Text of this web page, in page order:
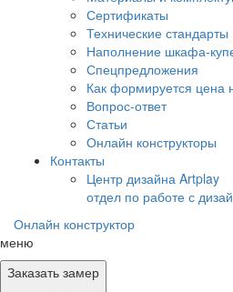
Сертификаты
Технические стандарты
Наполнение шкафа-
Спецпредложения
Как формируется цена
Вопрос-ответ
Статьи
Онлайн конструкторы
Контакты
Центр дизайна Artplay
отдел по работе с
Онлайн конструктор
меню
Заказать замер